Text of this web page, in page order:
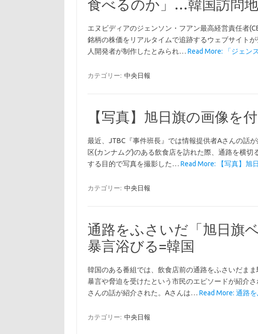
食べるのか」…韓国訪問
エヌビディアのジェンソン・フアン最高経営責任者
銘柄の株価をリアルタイムで追跡するウェブサイト
人開発者が制作したとみられ… Read More: 「ジェン
カテゴリー: 中央日報
【写真】旭日旗の画像を
最近、JTBC『事件班長』では情報提供者Aさんの話
区(カンナムグ)のある飲食店を訪れた際、通路を横
する目的で写真を撮影した… Read More: 【写真】旭
カテゴリー: 中央日報
通路をふさいだ「旭日旗
暴言浴びる=韓国
韓国のある番組では、飲食店前の通路をふさいだま
暴言や脅迫を受けたという市民のエピソードが紹介
さんの話が紹介された。Aさんは… Read More: 通路
カテゴリー: 中央日報